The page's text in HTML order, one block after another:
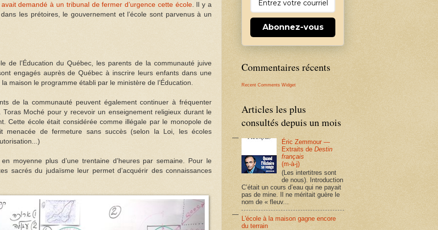
demandé à un tribunal de fermer d’urgence cette école. Il y a
les prétoires, le gouvernement et l’école sont parvenus à un
de l’Éducation du Québec, les parents de la communauté juive
engagés auprès de Québec à inscrire leurs enfants dans une
maison le programme établi par le ministère de l’Éducation.
de la communauté peuvent également continuer à fréquenter
Toras Moché pour y recevoir un enseignement religieux durant le
Cette école était considérée comme illégale par le monopole de
menacée de fermeture sans succès (selon la Loi, les écoles
moyenne plus d’une trentaine d’heures par semaine. Pour le
sacrés du judaïsme leur permet d’acquérir des connaissances
Abonnez-vous
Commentaires récents
Recent Comments Widget
Articles les plus
consultés depuis un mois
Éric Zemmour —
Extraits deDestin
français
(m-à-j)
(Les intertitres sont
de nous). Introduction
C’était un cours d’eau qui ne payait
pas de mine. Il ne méritait guère le
nom de « fleuv...
L'école à la maison gagne encore
du terrain